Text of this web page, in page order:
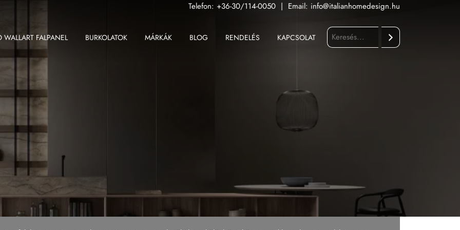
Telefon: +36-30/114-0050 | Email: info@italianhomedesign.hu
WALLART FALPANEL BURKOLATOK
Fali csempe
Kültéri padlólap
MÁRKÁK
ABK
Ape
Atlas Plan
Ceramiche Keope
BLOG RENDELÉS KAPCSOLAT